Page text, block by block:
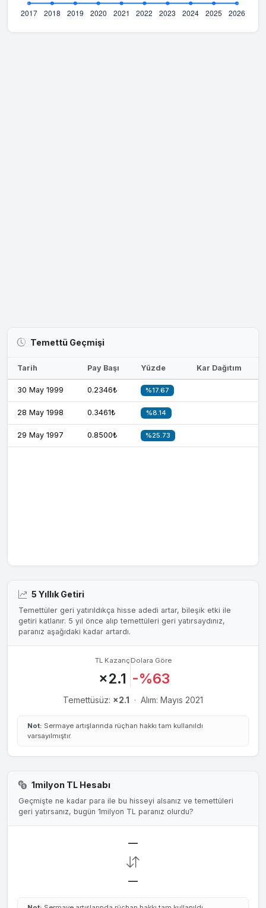
Temettü Geçmişi
Tarih Pay Başı Yüzde Kar Dağıtım
30 May 1999 0.2346₺ %17.67
28 May 1998 0.3461₺ %8.14
29 May 1997 0.8500₺ %25.73
5 Yıllık Getiri
Temettüler geri yatırıldıkça hisse adedi artar, bileşik etki ile
getiri katlanır. 5 yıl önce alıp temettüleri geri yatırsaydınız,
paranız aşağıdaki kadar artardı.
TL Kazanç
×2.1
Dolara Göre
-%63
Temettüsüz: ×2.1 · Alım: Mayıs 2021
Not: Sermaye artışlarında rüçhan hakkı tam kullanıldı
varsayılmıştır.
1milyon TL Hesabı
Geçmişte ne kadar para ile bu hisseyi alsanız ve temettüleri
geri yatırsanız, bugün 1milyon TL paranız olurdu?
—
—